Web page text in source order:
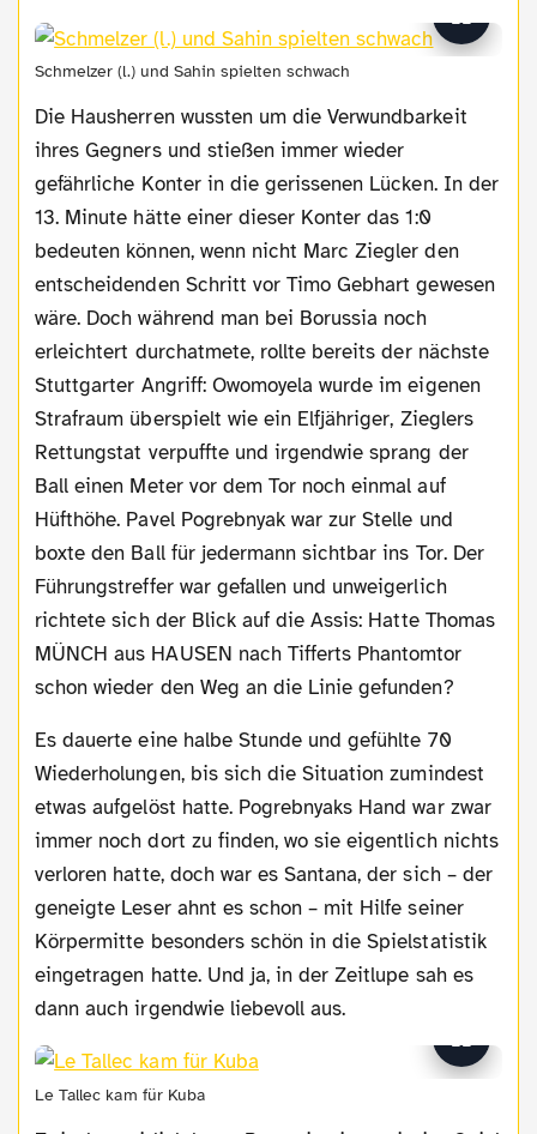
Schmelzer (l.) und Sahin spielten schwach
Die Hausherren wussten um die Verwundbarkeit
ihres Gegners und stießen immer wieder
gefährliche Konter in die gerissenen Lücken. In der
13. Minute hätte einer dieser Konter das 1:0
bedeuten können, wenn nicht Marc Ziegler den
entscheidenden Schritt vor Timo Gebhart gewesen
wäre. Doch während man bei Borussia noch
erleichtert durchatmete, rollte bereits der nächste
Stuttgarter Angriff: Owomoyela wurde im eigenen
Strafraum überspielt wie ein Elfjähriger, Zieglers
Rettungstat verpuffte und irgendwie sprang der
Ball einen Meter vor dem Tor noch einmal auf
Hüfthöhe. Pavel Pogrebnyak war zur Stelle und
boxte den Ball für jedermann sichtbar ins Tor. Der
Führungstreffer war gefallen und unweigerlich
richtete sich der Blick auf die Assis: Hatte Thomas
MÜNCH aus HAUSEN nach Tifferts Phantomtor
schon wieder den Weg an die Linie gefunden?
Es dauerte eine halbe Stunde und gefühlte 70
Wiederholungen, bis sich die Situation zumindest
etwas aufgelöst hatte. Pogrebnyaks Hand war zwar
immer noch dort zu finden, wo sie eigentlich nichts
verloren hatte, doch war es Santana, der sich – der
geneigte Leser ahnt es schon – mit Hilfe seiner
Körpermitte besonders schön in die Spielstatistik
eingetragen hatte. Und ja, in der Zeitlupe sah es
dann auch irgendwie liebevoll aus.
Le Tallec kam für Kuba